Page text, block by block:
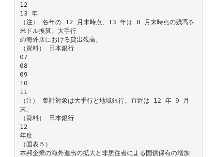
12
13 年
（注） 各年の 12 月末時点、13 年は 8 月末時点の残高を
米ドル換算。大手行
の海外店における貸出残高。
（資料） 日本銀行
07
08
09
10
11
（注） 集計対象は大手行と地域銀行。直近は 12 年 9 月
末。
（資料） 日本銀行
12
年度
（図表５）
本邦企業の海外進出の拡大と非居住者による国債保有の増加